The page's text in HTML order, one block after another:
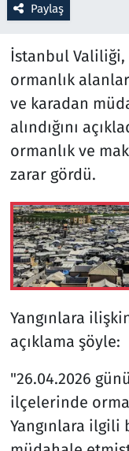
Paylaş
İstanbul Valiliği,
ormanlık
ve karadan
alındığını
ormanlık ve
zarar gördü.
Yangınlara
açıklama şöyle:
"26.04.2026
ilçelerinde
Yangınlara
Seçim 2023
Spor
Teknoloji ve
Televizyon